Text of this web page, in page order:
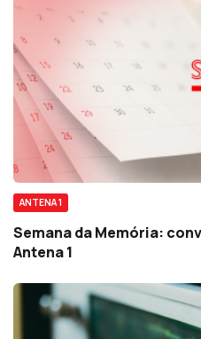
ANTENA 1
Semana da Memória:
Antena 1